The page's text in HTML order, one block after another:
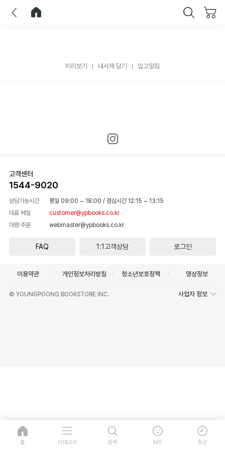
미리보기 내서재 담기 입고알림
고객센터
1544-9020
상담가능시간 평일 09:00 ~ 18:00 / 점심시간 12:15 ~ 13:15
대표 메일
customer@ypbooks.co.kr
대량 주문
webmaster@ypbooks.co.kr
FAQ 1:1고객상담 로그인
이용약관 개인정보처리방침 청소년보호정책 영상정보
© YOUNGPOONG BOOKSTORE INC. 사업자 정보
홈 카테고리 검색 MY 최근